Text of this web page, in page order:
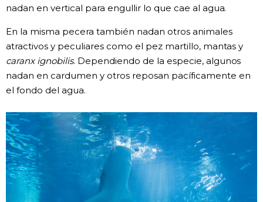
nadan en vertical para engullir lo que cae al agua.
En la misma pecera también nadan otros animales
atractivos y peculiares como el pez martillo, mantas y
caranx ignobilis. Dependiendo de la especie, algunos
nadan en cardumen y otros reposan pacíficamente en
el fondo del agua.